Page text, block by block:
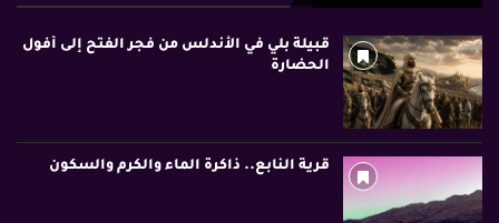
قبيلة بلي في الأندلس من فجر الفتح إلى أفول
الحضارة
قرية النابع.. ذاكرة الماء والكرم والسكون